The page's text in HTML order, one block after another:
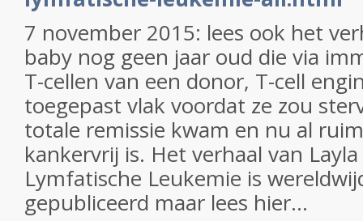
7 november 2015: lees ook het
baby nog geen jaar oud die via
T-cellen van een donor, T-cell
toegepast vlak voordat ze zou
totale remissie kwam en nu al
kankervrij is. Het verhaal van
Lymfatische Leukemie is
gepubliceerd maar lees hier...